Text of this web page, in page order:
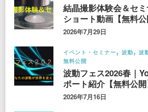
結晶撮影体験会＆セ
ショート動画【無料公
2026年7月29日
イベント・セミナー 波動
波
無料公開
波動フェス2026春｜
ポート紹介【無料公開
2026年7月16日